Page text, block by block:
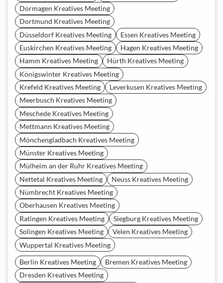
Dormagen Kreatives Meeting
Dortmund Kreatives Meeting
Düsseldorf Kreatives Meeting
Essen Kreatives Meeting
Euskirchen Kreatives Meeting
Hagen Kreatives Meeting
Hamm Kreatives Meeting
Hürth Kreatives Meeting
Königswinter Kreatives Meeting
Krefeld Kreatives Meeting
Leverkusen Kreatives Meeting
Meerbusch Kreatives Meeting
Meschede Kreatives Meeting
Mettmann Kreatives Meeting
Mönchengladbach Kreatives Meeting
Münster Kreatives Meeting
Mülheim an der Ruhr Kreatives Meeting
Nettetal Kreatives Meeting
Neuss Kreatives Meeting
Nümbrecht Kreatives Meeting
Oberhausen Kreatives Meeting
Ratingen Kreatives Meeting
Siegburg Kreatives Meeting
Solingen Kreatives Meeting
Velen Kreatives Meeting
Wuppertal Kreatives Meeting
Berlin Kreatives Meeting
Bremen Kreatives Meeting
Dresden Kreatives Meeting